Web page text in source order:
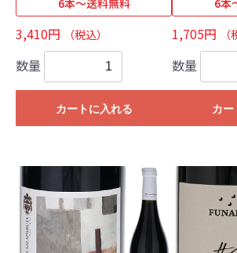
6本～送料無料
3,410円 （税込）
数量
カートに入れる
6本
1,705円
数量
カー